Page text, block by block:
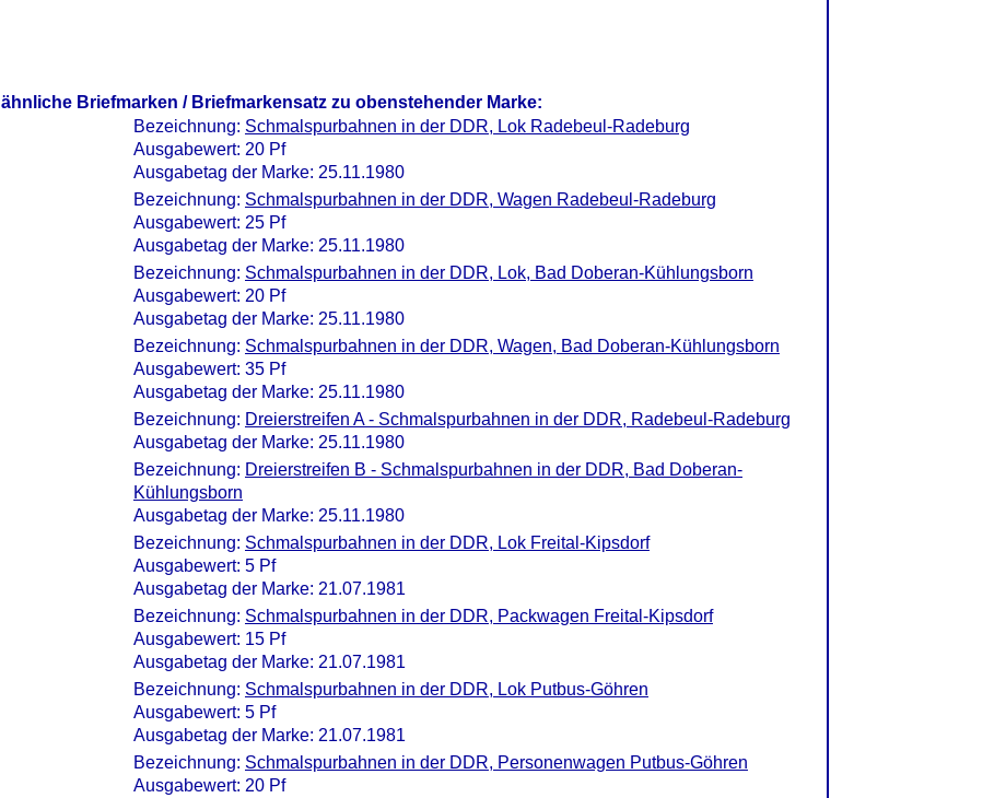
ähnliche Briefmarken / Briefmarkensatz zu obenstehender Marke:
Bezeichnung: Schmalspurbahnen in der DDR, Lok Radebeul-Radeburg
Ausgabewert: 20 Pf
Ausgabetag der Marke: 25.11.1980
Bezeichnung: Schmalspurbahnen in der DDR, Wagen Radebeul-Radeburg
Ausgabewert: 25 Pf
Ausgabetag der Marke: 25.11.1980
Bezeichnung: Schmalspurbahnen in der DDR, Lok, Bad Doberan-Kühlungsborn
Ausgabewert: 20 Pf
Ausgabetag der Marke: 25.11.1980
Bezeichnung: Schmalspurbahnen in der DDR, Wagen, Bad Doberan-Kühlungsborn
Ausgabewert: 35 Pf
Ausgabetag der Marke: 25.11.1980
Bezeichnung: Dreierstreifen A - Schmalspurbahnen in der DDR, Radebeul-Radeburg
Ausgabetag der Marke: 25.11.1980
Bezeichnung: Dreierstreifen B - Schmalspurbahnen in der DDR, Bad Doberan-
Kühlungsborn
Ausgabetag der Marke: 25.11.1980
Bezeichnung: Schmalspurbahnen in der DDR, Lok Freital-Kipsdorf
Ausgabewert: 5 Pf
Ausgabetag der Marke: 21.07.1981
Bezeichnung: Schmalspurbahnen in der DDR, Packwagen Freital-Kipsdorf
Ausgabewert: 15 Pf
Ausgabetag der Marke: 21.07.1981
Bezeichnung: Schmalspurbahnen in der DDR, Lok Putbus-Göhren
Ausgabewert: 5 Pf
Ausgabetag der Marke: 21.07.1981
Bezeichnung: Schmalspurbahnen in der DDR, Personenwagen Putbus-Göhren
Ausgabewert: 20 Pf